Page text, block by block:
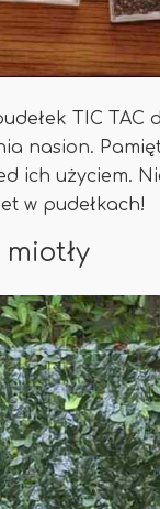
TIC TAC
nasion.
ich użyciem.
w pudełkach!
miotły